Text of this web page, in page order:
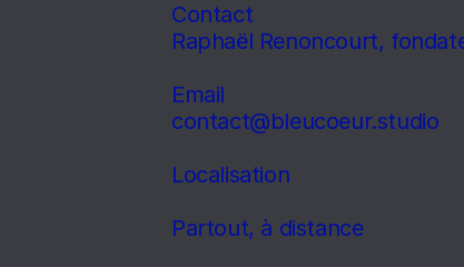
Contact
Raphaël Renoncourt,
Email
contact@bleucoeur.studio
Localisation
Partout, à distance